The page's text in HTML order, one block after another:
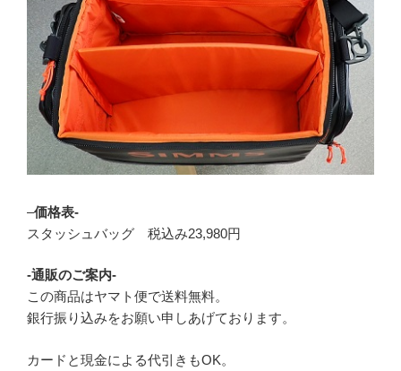
–価格表-
スタッシュバッグ 税込み23,980円
-通販のご案内-
この商品はヤマト便で送料無料。
銀行振り込みをお願い申しあげております。
カードと現金による代引きもOK。